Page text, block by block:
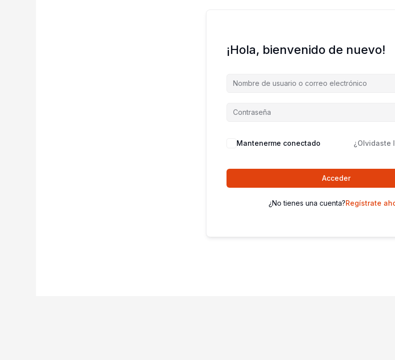
¡Hola, bienvenido de nuevo!
Mantenerme conectado ¿Olvidaste
Acceder
¿No tienes una cuenta?Regístrate